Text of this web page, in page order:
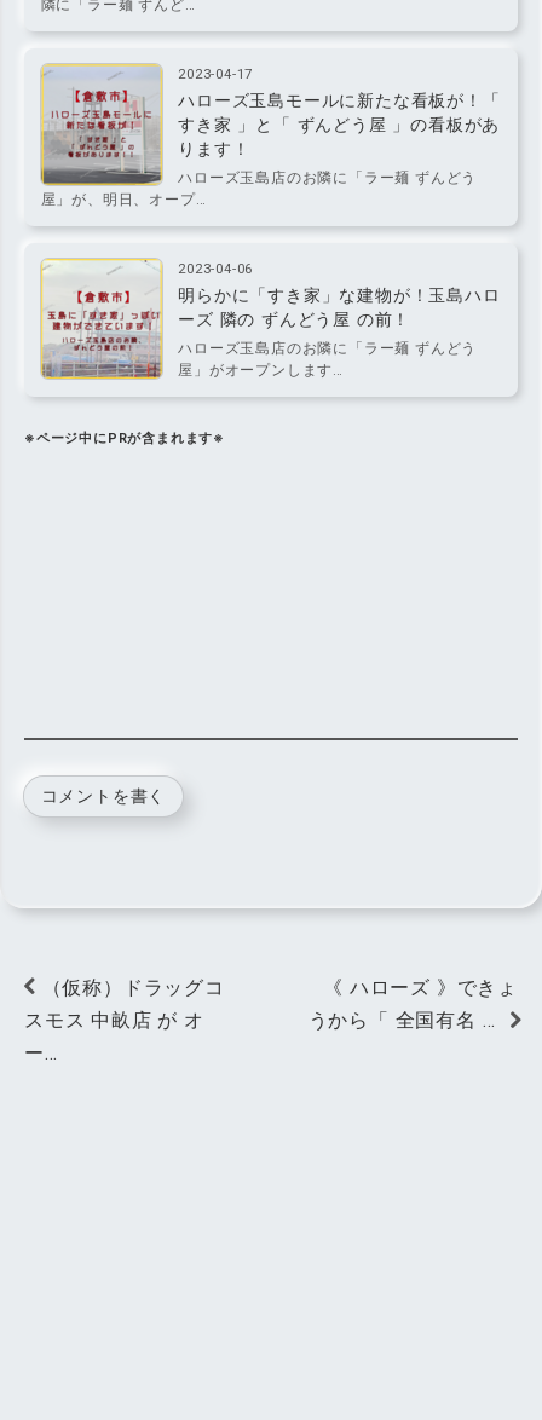
隣に「ラー麺 ずんど…
2023-04-17
ハローズ玉島モールに新たな看板が！「
すき家 」と「 ずんどう屋 」の看板があ
ります！
ハローズ玉島店のお隣に「ラー麺 ずんどう
屋」が、明日、オープ…
2023-04-06
明らかに「すき家」な建物が！玉島ハロ
ーズ 隣の ずんどう屋 の前！
ハローズ玉島店のお隣に「ラー麺 ずんどう
屋」がオープンします…
※ページ中にPRが含まれます※
コメントを書く
（仮称）ドラッグコ
スモス 中畝店 が オ
ー…
《 ハローズ 》できょ
うから「 全国有名 …